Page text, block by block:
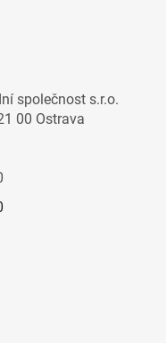
společnost s.r.o.
00 Ostrava